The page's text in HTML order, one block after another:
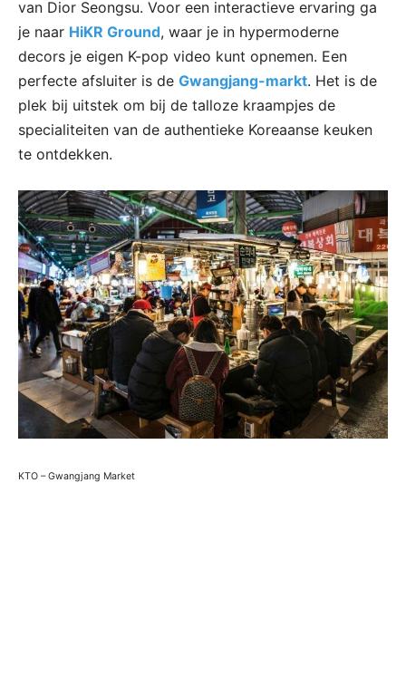
van Dior Seongsu. Voor een interactieve ervaring ga
je naar HiKR Ground, waar je in hypermoderne
decors je eigen K-pop video kunt opnemen. Een
perfecte afsluiter is de Gwangjang-markt. Het is de
plek bij uitstek om bij de talloze kraampjes de
specialiteiten van de authentieke Koreaanse keuken
te ontdekken.
KTO – Gwangjang Market